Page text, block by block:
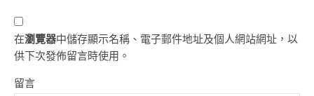
在瀏覽器中儲存顯示名稱、電子郵件地址及個人網站網址，以
供下次發佈留言時使用。
留言